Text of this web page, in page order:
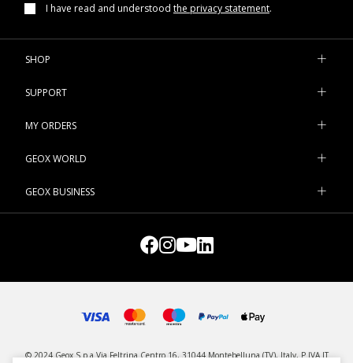
I have read and understood the privacy statement.
SHOP
SUPPORT
MY ORDERS
GEOX WORLD
GEOX BUSINESS
© 2024 Geox S.p.a Via Feltrina Centro 16, 31044 Montebelluna (TV), Italy, P.IVA IT